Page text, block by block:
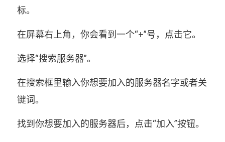
标。
在屏幕右上角，你会看到一个“+”号，点击它。
选择“搜索服务器”。
在搜索框里输入你想要加入的服务器名字或者关
键词。
找到你想要加入的服务器后，点击“加入”按钮。